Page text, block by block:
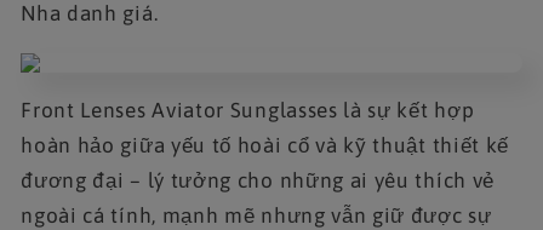
Nha danh giá.
Front Lenses Aviator Sunglasses là sự kết hợp
hoàn hảo giữa yếu tố hoài cổ và kỹ thuật thiết kế
đương đại – lý tưởng cho những ai yêu thích vẻ
ngoài cá tính, mạnh mẽ nhưng vẫn giữ được sự